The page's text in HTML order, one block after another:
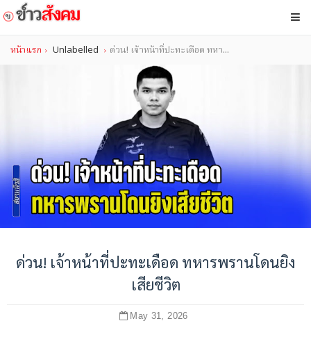
หน้าแรก Unlabelled ด่วน! เจ้าหน้าที่ปะทะเดือด ทหา...
ด่วน! เจ้าหน้าที่ปะทะเดือด ทหารพรานโดนยิง
เสียชีวิต
May 31, 2026